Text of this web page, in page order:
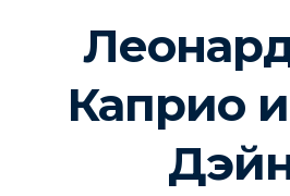
Каприо